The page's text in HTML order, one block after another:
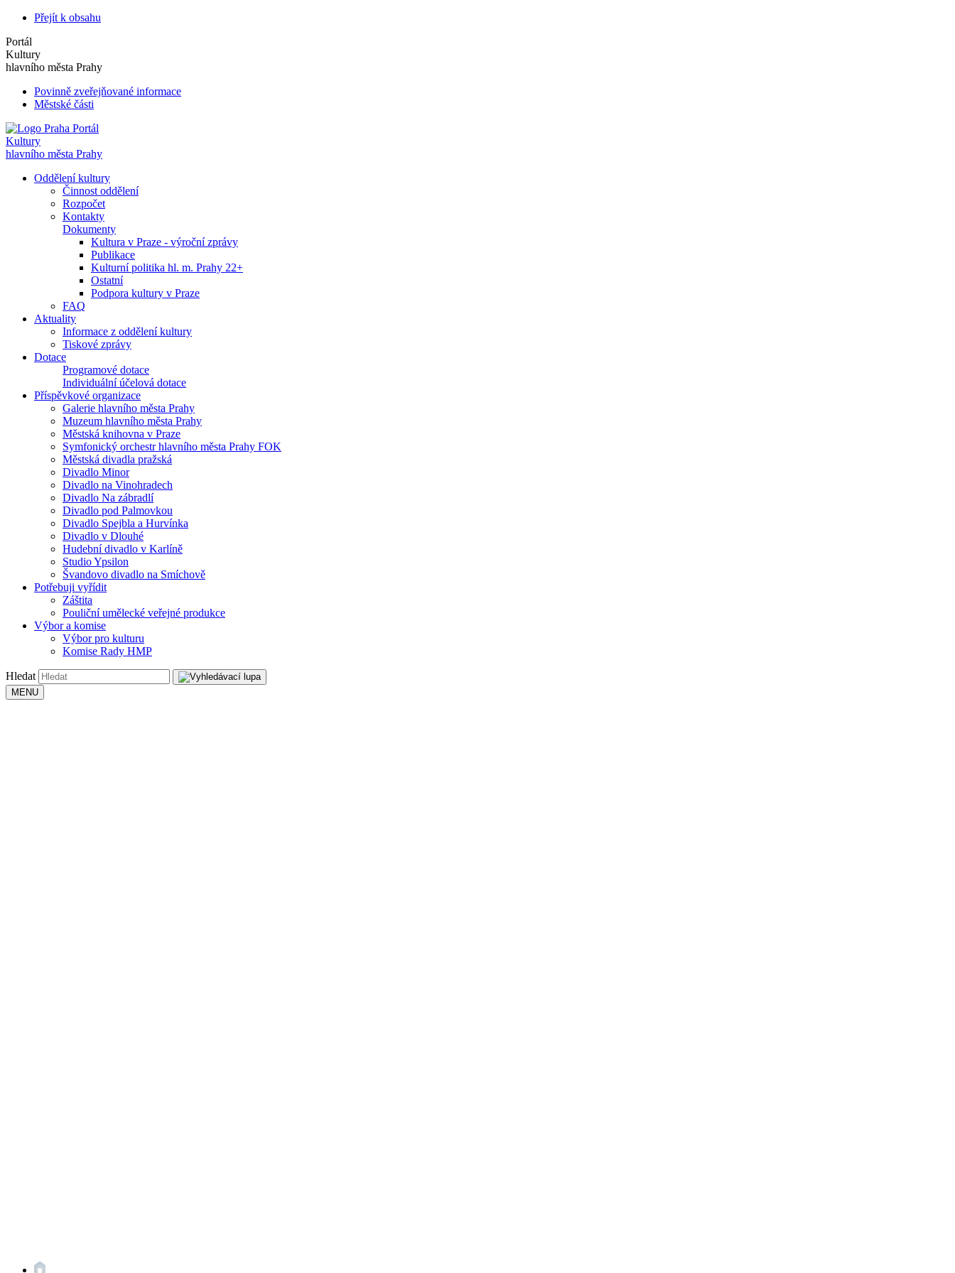
Přejít k obsahu
Portál
Kultury
hlavního města Prahy
Povinně zveřejňované informace
Městské části
Portál
Kultury
hlavního města Prahy
Oddělení kultury
Činnost oddělení
Rozpočet
Kontakty
Dokumenty
Kultura v Praze - výroční zprávy
Publikace
Kulturní politika hl. m. Prahy 22+
Ostatní
Podpora kultury v Praze
FAQ
Aktuality
Informace z oddělení kultury
Tiskové zprávy
Dotace
Programové dotace
Individuální účelová dotace
Příspěvkové organizace
Galerie hlavního města Prahy
Muzeum hlavního města Prahy
Městská knihovna v Praze
Symfonický orchestr hlavního města Prahy FOK
Městská divadla pražská
Divadlo Minor
Divadlo na Vinohradech
Divadlo Na zábradlí
Divadlo pod Palmovkou
Divadlo Spejbla a Hurvínka
Divadlo v Dlouhé
Hudební divadlo v Karlíně
Studio Ypsilon
Švandovo divadlo na Smíchově
Potřebuji vyřídit
Záštita
Pouliční umělecké veřejné produkce
Výbor a komise
Výbor pro kulturu
Komise Rady HMP
Hledat
MENU